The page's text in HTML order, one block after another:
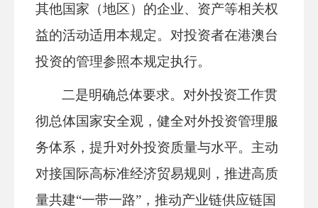
其他国家（地区）的企业、资产等相关权
益的活动适用本规定。对投资者在港澳台
投资的管理参照本规定执行。
二是明确总体要求。对外投资工作贯
彻总体国家安全观，健全对外投资管理服
务体系，提升对外投资质量与水平。主动
对接国际高标准经济贸易规则，推进高质
量共建“一带一路”，推动产业链供应链国